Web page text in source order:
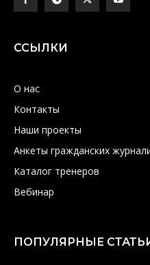
ССЫЛКИ
О нас
Контакты
Наши проекты
Анкеты гражданских
Каталог тренеров
Вебинар
ПОПУЛЯРНЫЕ